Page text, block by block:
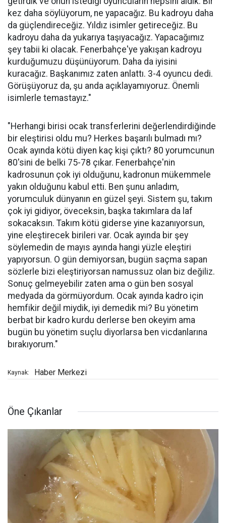
kez daha söylüyorum, ne yapacağız. Bu kadroyu daha
da güçlendireceğiz. Yıldız isimler getireceğiz. Bu
kadroyu daha da yukarıya taşıyacağız. Yapacağımız
şey tabii ki olacak. Fenerbahçe'ye yakışan kadroyu
kurduğumuzu düşünüyorum. Daha da iyisini
kuracağız. Başkanımız zaten anlattı. 3-4 oyuncu dedi.
Görüşüyoruz da, şu anda açıklayamıyoruz. Önemli
isimlerle temastayız."
"Herhangi birisi ocak transferlerini değerlendirdiğinde
bir eleştirisi oldu mu? Herkes başarılı bulmadı mı?
Ocak ayında kötü diyen kaç kişi çıktı? 80 yorumcunun
80'sini de belki 75-78 çıkar. Fenerbahçe'nin
kadrosunun çok iyi olduğunu, kadronun mükemmele
yakın olduğunu kabul etti. Ben şunu anladım,
yorumculuk dünyanın en güzel şeyi. Sistem şu, takım
çok iyi gidiyor, öveceksin, başka takımlara da laf
sokacaksın. Takım kötü giderse yine kazanıyorsun,
yine eleştirecek birileri var. Ocak ayında bir şey
söylemedin de mayıs ayında hangi yüzle eleştiri
yapıyorsun. O gün demiyorsan, bugün saçma sapan
sözlerle bizi eleştiriyorsan namussuz olan biz değiliz.
Sonuç gelmeyebilir zaten ama o gün ben sosyal
medyada da görmüyordum. Ocak ayında kadro için
hemfikir değil miydik, iyi demedik mi? Bu yönetim
berbat bir kadro kurdu derlerse ben okeyim ama
bugün bu yönetim suçlu diyorlarsa ben vicdanlarına
bırakıyorum."
Kaynak: Haber Merkezi
Öne Çıkanlar